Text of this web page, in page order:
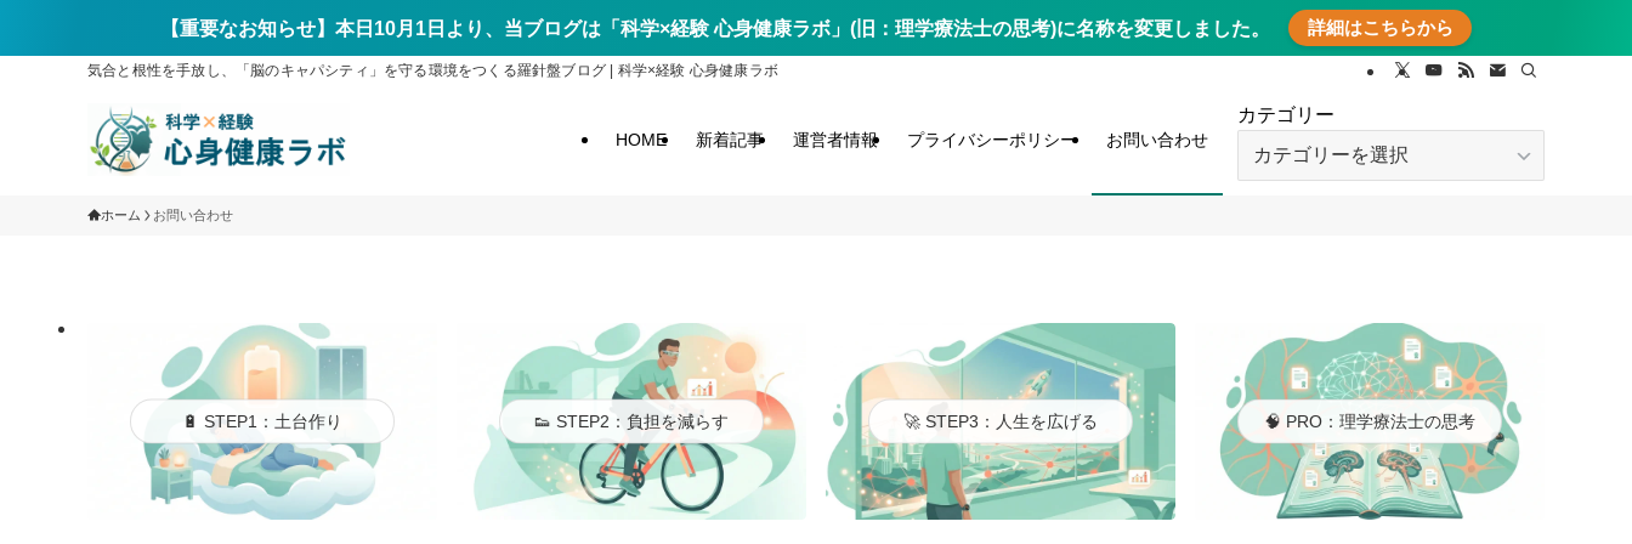
【重要なお知らせ】本日10月1日より、当ブログは「科学×経験 心身健康ラボ」(旧：理学療法士の思考)に名称を変更しました。 詳細はこちらから
気合と根性を手放し、「脳のキャパシティ」を守る環境をつくる羅針盤ブログ | 科学×経験 心身健康ラボ
HOME 新着記事 運営者情報 プライバシーポリシー お問い合わせ
カテゴリー
ホーム お問い合わせ
🔋 STEP1：土台作り 👟 STEP2：負担を減らす 🚀 STEP3：人生を広げる 🧠 PRO：理学療法士の思考